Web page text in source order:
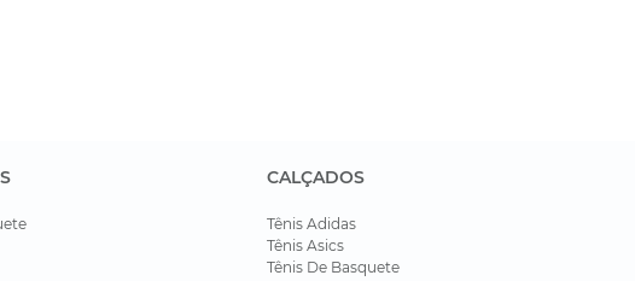
CALÇADOS
Tênis Adidas
Tênis Asics
Tênis De Basquete